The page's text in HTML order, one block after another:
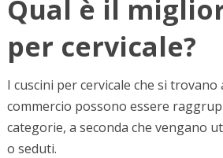
Qual è il
per cervicale?
I cuscini per cervicale che si
commercio possono essere
categorie, a seconda che vengano
o seduti.